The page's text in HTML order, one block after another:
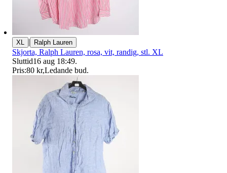
XL | Ralph Lauren
Skjorta, Ralph Lauren, rosa, vit, randig, stl. XL
Sluttid16 aug 18:49.
Pris:80 kr,Ledande bud.